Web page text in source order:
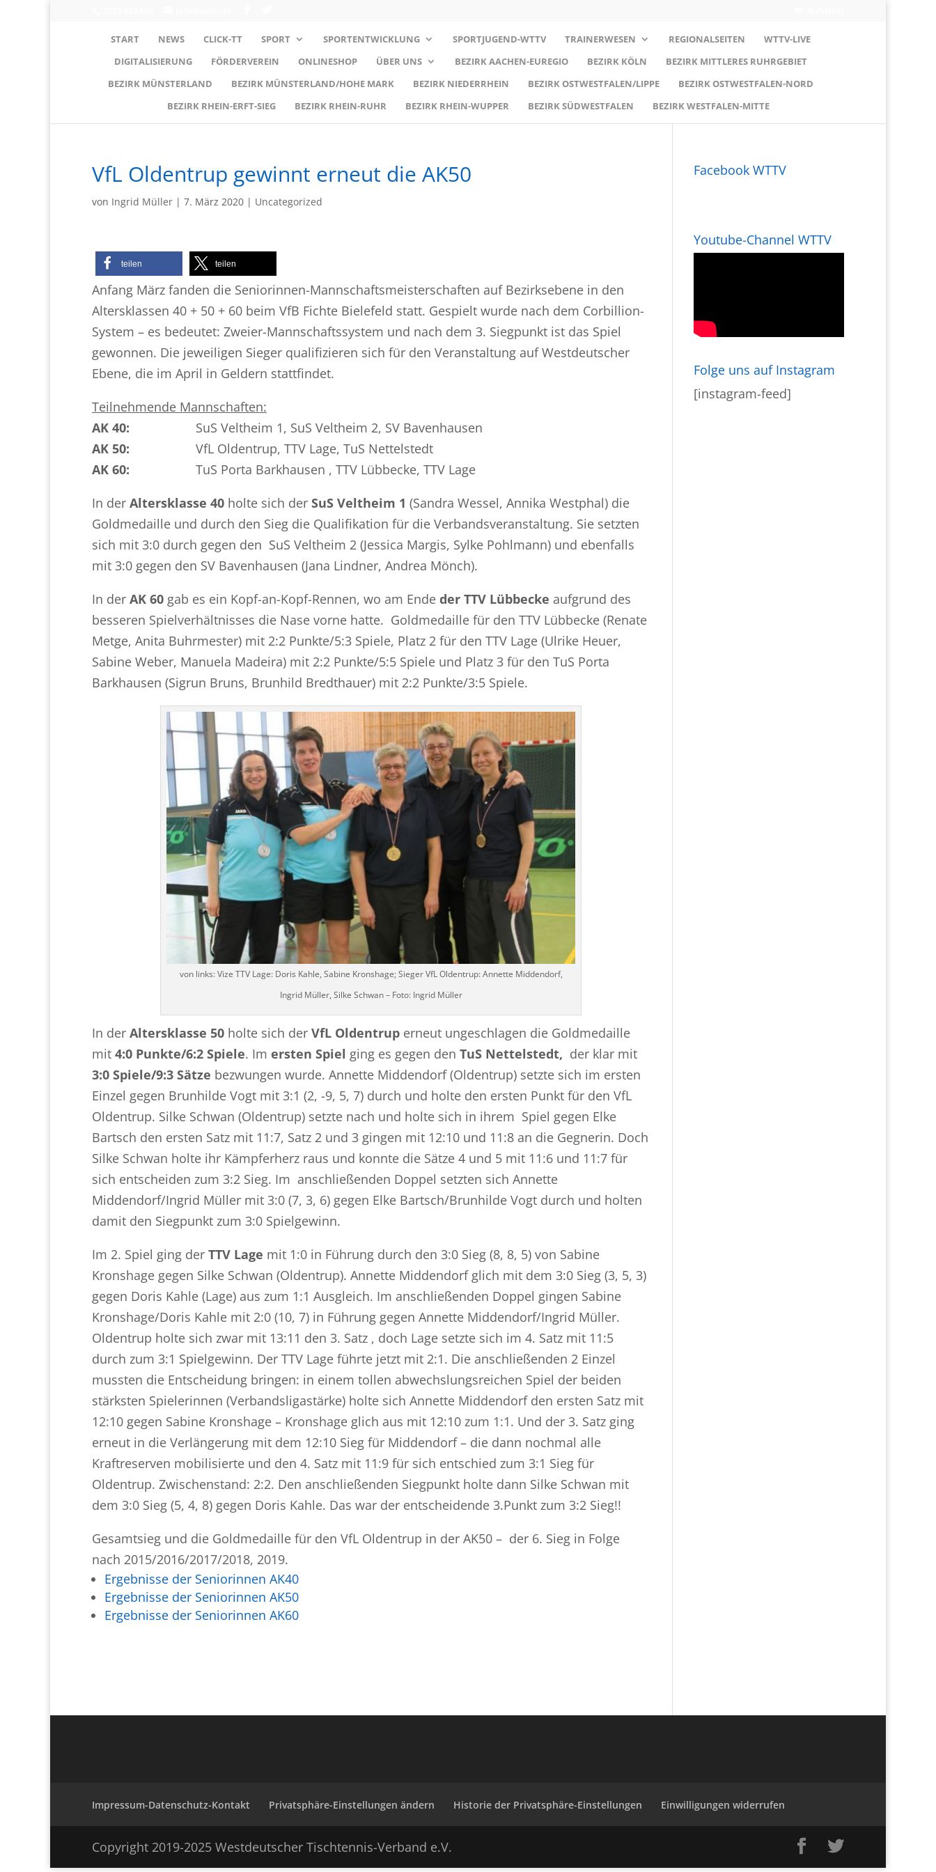
START NEWS CLICK-TT SPORT SPORTENTWICKLUNG SPORTJUGEND-WTTV TRAINERWESEN REGIONALSEITEN
WTTV-LIVE
DIGITALISIERUNG
FÖRDERVEREIN ONLINESHOP ÜBER UNS BEZIRK AACHEN-EUREGIO BEZIRK KÖLN
BEZIRK MITTLERES RUHRGEBIET
BEZIRK MÜNSTERLAND
BEZIRK MÜNSTERLAND/HOHE MARK BEZIRK NIEDERRHEIN BEZIRK OSTWESTFALEN/LIPPE
BEZIRK OSTWESTFALEN-NORD
BEZIRK RHEIN-ERFT-SIEG
BEZIRK RHEIN-RUHR BEZIRK RHEIN-WUPPER BEZIRK SÜDWESTFALEN BEZIRK WESTFALEN-MITTE
VfL Oldentrup gewinnt erneut die AK50
von Ingrid Müller | 7. März 2020 | Uncategorized
teilen teilen
Anfang März fanden die Seniorinnen-Mannschaftsmeisterschaften auf Bezirksebene in den
Altersklassen 40 + 50 + 60 beim VfB Fichte Bielefeld statt. Gespielt wurde nach dem Corbillion-
System – es bedeutet: Zweier-Mannschaftssystem und nach dem 3. Siegpunkt ist das Spiel
gewonnen. Die jeweiligen Sieger qualifizieren sich für den Veranstaltung auf Westdeutscher
Ebene, die im April in Geldern stattfindet.
Teilnehmende Mannschaften:
AK 40: SuS Veltheim 1, SuS Veltheim 2, SV Bavenhausen
AK 50: VfL Oldentrup, TTV Lage, TuS Nettelstedt
AK 60: TuS Porta Barkhausen , TTV Lübbecke, TTV Lage
In der Altersklasse 40 holte sich der SuS Veltheim 1 (Sandra Wessel, Annika Westphal) die
Goldmedaille und durch den Sieg die Qualifikation für die Verbandsveranstaltung. Sie setzten
sich mit 3:0 durch gegen den SuS Veltheim 2 (Jessica Margis, Sylke Pohlmann) und ebenfalls
mit 3:0 gegen den SV Bavenhausen (Jana Lindner, Andrea Mönch).
In der AK 60 gab es ein Kopf-an-Kopf-Rennen, wo am Ende der TTV Lübbecke aufgrund des
besseren Spielverhältnisses die Nase vorne hatte. Goldmedaille für den TTV Lübbecke (Renate
Metge, Anita Buhrmester) mit 2:2 Punkte/5:3 Spiele, Platz 2 für den TTV Lage (Ulrike Heuer,
Sabine Weber, Manuela Madeira) mit 2:2 Punkte/5:5 Spiele und Platz 3 für den TuS Porta
Barkhausen (Sigrun Bruns, Brunhild Bredthauer) mit 2:2 Punkte/3:5 Spiele.
von links: Vize TTV Lage: Doris Kahle, Sabine Kronshage; Sieger VfL Oldentrup: Annette Middendorf,
Ingrid Müller, Silke Schwan – Foto: Ingrid Müller
In der Altersklasse 50 holte sich der VfL Oldentrup erneut ungeschlagen die Goldmedaille
mit 4:0 Punkte/6:2 Spiele. Im ersten Spiel ging es gegen den TuS Nettelstedt, der klar mit
3:0 Spiele/9:3 Sätze bezwungen wurde. Annette Middendorf (Oldentrup) setzte sich im ersten
Einzel gegen Brunhilde Vogt mit 3:1 (2, -9, 5, 7) durch und holte den ersten Punkt für den VfL
Oldentrup. Silke Schwan (Oldentrup) setzte nach und holte sich in ihrem Spiel gegen Elke
Bartsch den ersten Satz mit 11:7, Satz 2 und 3 gingen mit 12:10 und 11:8 an die Gegnerin. Doch
Silke Schwan holte ihr Kämpferherz raus und konnte die Sätze 4 und 5 mit 11:6 und 11:7 für
sich entscheiden zum 3:2 Sieg. Im anschließenden Doppel setzten sich Annette
Middendorf/Ingrid Müller mit 3:0 (7, 3, 6) gegen Elke Bartsch/Brunhilde Vogt durch und holten
damit den Siegpunkt zum 3:0 Spielgewinn.
Im 2. Spiel ging der TTV Lage mit 1:0 in Führung durch den 3:0 Sieg (8, 8, 5) von Sabine
Kronshage gegen Silke Schwan (Oldentrup). Annette Middendorf glich mit dem 3:0 Sieg (3, 5, 3)
gegen Doris Kahle (Lage) aus zum 1:1 Ausgleich. Im anschließenden Doppel gingen Sabine
Kronshage/Doris Kahle mit 2:0 (10, 7) in Führung gegen Annette Middendorf/Ingrid Müller.
Oldentrup holte sich zwar mit 13:11 den 3. Satz , doch Lage setzte sich im 4. Satz mit 11:5
durch zum 3:1 Spielgewinn. Der TTV Lage führte jetzt mit 2:1. Die anschließenden 2 Einzel
mussten die Entscheidung bringen: in einem tollen abwechslungsreichen Spiel der beiden
stärksten Spielerinnen (Verbandsligastärke) holte sich Annette Middendorf den ersten Satz mit
12:10 gegen Sabine Kronshage – Kronshage glich aus mit 12:10 zum 1:1. Und der 3. Satz ging
erneut in die Verlängerung mit dem 12:10 Sieg für Middendorf – die dann nochmal alle
Kraftreserven mobilisierte und den 4. Satz mit 11:9 für sich entschied zum 3:1 Sieg für
Oldentrup. Zwischenstand: 2:2. Den anschließenden Siegpunkt holte dann Silke Schwan mit
dem 3:0 Sieg (5, 4, 8) gegen Doris Kahle. Das war der entscheidende 3.Punkt zum 3:2 Sieg!!
Gesamtsieg und die Goldmedaille für den VfL Oldentrup in der AK50 – der 6. Sieg in Folge
nach 2015/2016/2017/2018, 2019.
Ergebnisse der Seniorinnen AK40
Ergebnisse der Seniorinnen AK50
Ergebnisse der Seniorinnen AK60
Facebook WTTV
Youtube-Channel WTTV
Folge uns auf Instagram
[instagram-feed]
Impressum-Datenschutz-Kontakt Privatsphäre-Einstellungen ändern Historie der Privatsphäre-Einstellungen Einwilligungen widerrufen
Copyright 2019-2025 Westdeutscher Tischtennis-Verband e.V.